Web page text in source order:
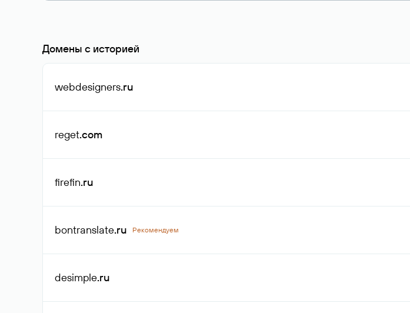
Домены с историей
webdesigners.ru
reget.com
firefin.ru
bontranslate.ru Рекомендуем
desimple.ru